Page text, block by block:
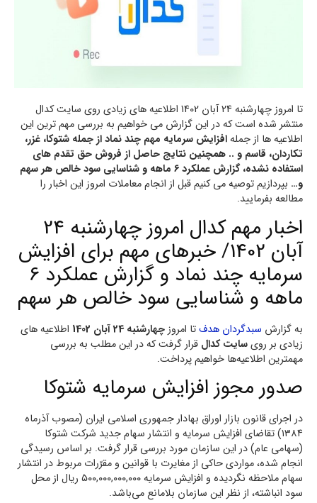
تا امروز چهارشنبه 24 آبان 1402 اطلاعیه های زیادی روی سایت کدال
منتشر شده است که در این گزارش می خواهیم به بررسی مهم ترین این
اطلاعیه ها از جملهافزایش سرمایه مهم چند نماد از جمله شتوکا، غزر،
تکاردان، قاسم و .. همچنین نتایج حاصل از فروش حق تقدم‌ های
استفاده نشده، گزارش عملکرد 6 ماهه و شناسایی سود خالص هر سهم
و… بپردازیم توصیه می کنیم قبل از انجام معاملات امروز این اخبار را
مطالعه بفرمایید.
اخبار مهم کدال امروز چهارشنبه 24
آبان 1402/ خبرهای مهم برای افزایش
سرمایه چند نماد و گزارش عملکرد 6
ماهه و شناسایی سود خالص هر سهم
به گزارش سبدگردان هدفتا امروزچهارشنبه 24 آبان 1402
اطلاعیه‌ های
زیادی بر رویسایت کدال قرار گرفت که در این مطلب به بررسی
مهمترین اطلاعیه‌ها خواهیم پرداخت.
صدور مجوز افزایش سرمایه شتوکا
در اجرای قانون بازار اوراق بهادار جمهوری اسلامی ایران (مصوب آذرماه
۱۳۸۴) تقاضای افزایش سرمایه و انتشار سهام جدید شرکت شتوکا
(سهامی عام) در این سازمان مورد بررسی قرار گرفت. بر اساس رسیدگی
انجام شده، مواردی حاکی از مغایرت با قوانین و مقرّرات مربوط در انتشار
سهام ملاحظه نگردیده و افزایش سرمایه ۵۰۰,۰۰۰,۰۰۰,۰۰۰ ریال از محل
سود انباشته، از نظر این سازمان بلامانع می‌باشد.